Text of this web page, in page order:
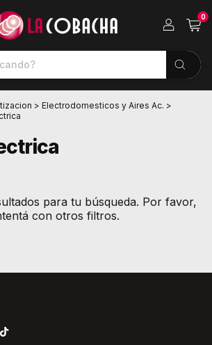
0
> Electrodomesticos y Aires Ac. >
para tu búsqueda. Por favor,
con otros filtros.